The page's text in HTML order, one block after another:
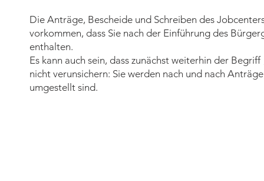
Die Anträge, Bescheide und Schreiben des
vorkommen, dass Sie nach der Einführung des
enthalten.
Es kann auch sein, dass zunächst weiterhin der
nicht verunsichern: Sie werden nach und nach
umgestellt sind.